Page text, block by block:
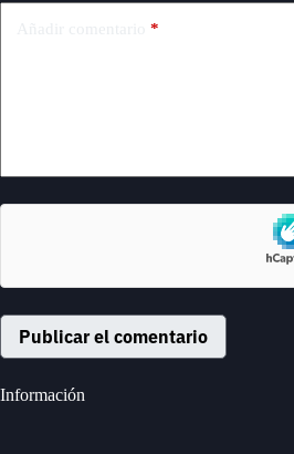
*
Publicar el comentario
Información